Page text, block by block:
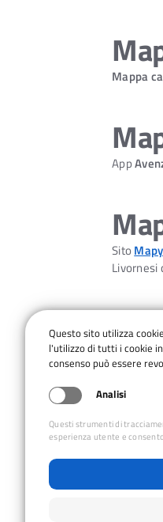
Mappa
App
Sito
Livornesi
App di
anche
Questo sito utilizza
l'utilizzo di tutti i cookie
consenso può essere
Analisi
Questi strumenti di
esperienza utente e